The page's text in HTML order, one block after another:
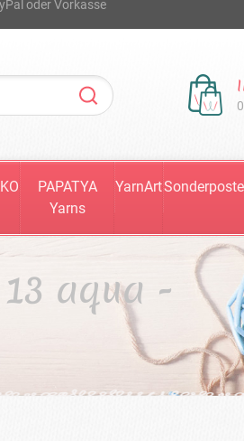
oder Vorkasse
PAPATYA
Yarns
YarnArt
aqua -